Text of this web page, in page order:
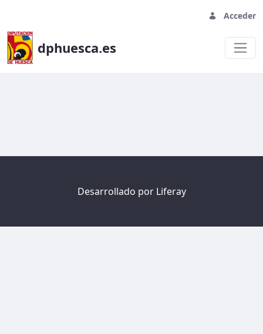
Acceder
dphuesca.es
Desarrollado por Liferay